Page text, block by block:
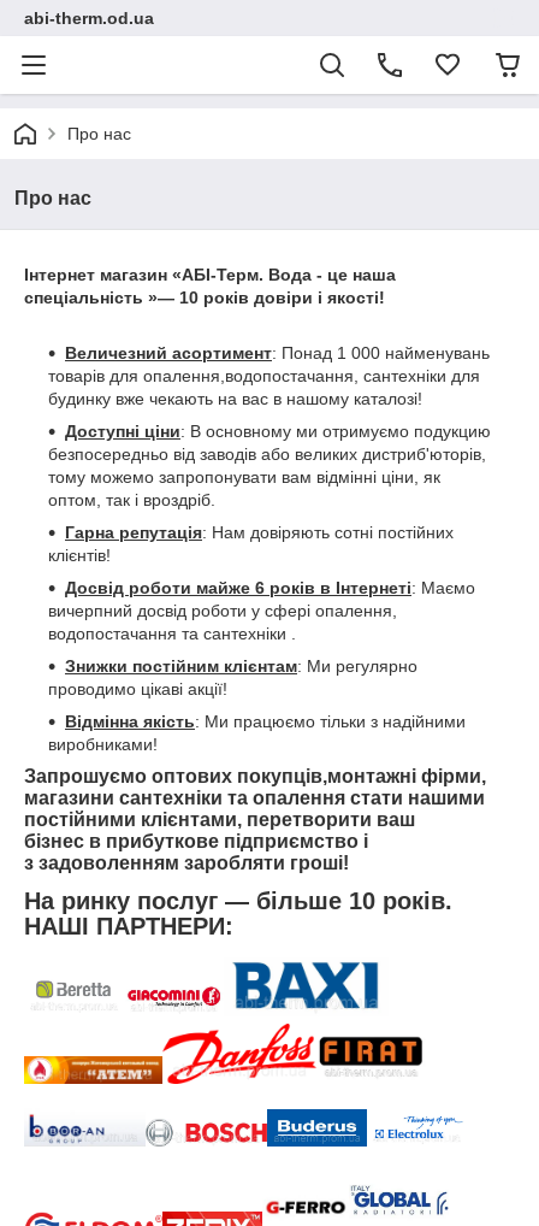
abi-therm.od.ua
Про нас
Про нас
Інтернет магазин «АБІ-Терм. Вода - це наша
спеціальність »— 10 років довіри і якості!
Величезний асортимент: Понад 1 000 найменувань
товарів для опалення,водопостачання, сантехніки для
будинку вже чекають на вас в нашому каталозі!
Доступні ціни: В основному ми отримуємо подукцию
безпосередньо від заводів або великих дистриб'юторів,
тому можемо запропонувати вам відмінні ціни, як
оптом, так і вроздріб.
Гарна репутація: Нам довіряють сотні постійних
клієнтів!
Досвід роботи майже 6 років в Інтернеті: Маємо
вичерпний досвід роботи у сфері опалення,
водопостачання та сантехніки .
Знижки постійним клієнтам: Ми регулярно
проводимо цікаві акції!
Відмінна якість: Ми працюємо тільки з надійними
виробниками!
Запрошуємо оптових покупців,монтажні фірми,
магазини сантехніки та опалення стати нашими
постійними клієнтами, перетворити ваш
бізнес в прибуткове підприємство і
з задоволенням заробляти гроші!
На ринку послуг — більше 10 років.
НАШІ ПАРТНЕРИ: